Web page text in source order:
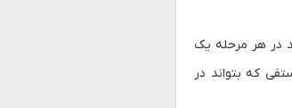
در هر مرحله یک
که بتواند در